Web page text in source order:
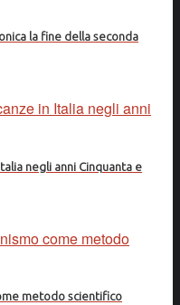
la fine della seconda
negli anni Cinquanta e
metodo scientifico